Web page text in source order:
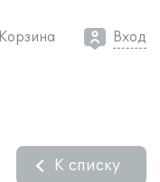
Корзина Вход
К списку